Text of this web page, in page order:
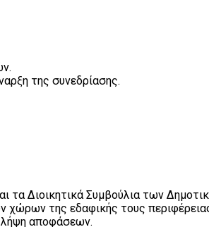
της συνεδρίασης.
τα Διοικητικά Συμβούλια των
χώρων της εδαφικής τους
λήψη αποφάσεων.